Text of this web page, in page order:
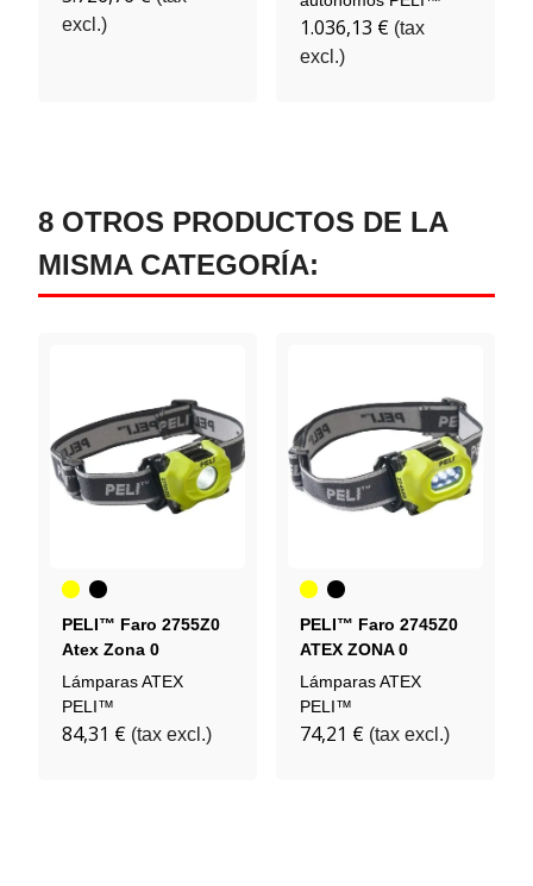
excl.)
1.036,13 € (tax
excl.)
8 OTROS PRODUCTOS DE LA
MISMA CATEGORÍA:
Amarillo
Negro
PELI™ Faro 2755Z0
Atex Zona 0
Lámparas ATEX
PELI™
84,31 € (tax excl.)
Amarillo
Negro
PELI™ Faro 2745Z0
ATEX ZONA 0
Lámparas ATEX
PELI™
74,21 € (tax excl.)